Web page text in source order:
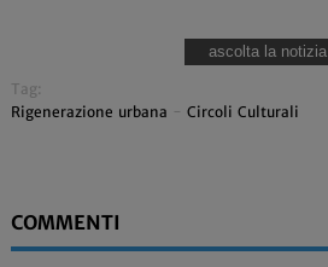
ascolta la notizia
Tag:
Rigenerazione urbana - Circoli Culturali
COMMENTI